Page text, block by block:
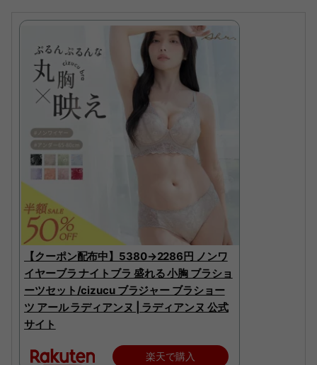
【クーポン配布中】5380→2286円 ノンワ
イヤーブラ ナイトブラ 盛れる 小胸 ブラショ
ーツセット/cizucu ブラジャー ブラショー
ツ アール ラディアンヌ | ラディアンヌ 公式
サイト
楽天で購入